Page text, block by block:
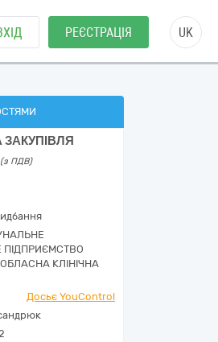
РЕЄСТРАЦІЯ UK
(з ПДВ)
ПІДПРИЄМСТВО
КЛІНІЧНА
Досьє YouControl